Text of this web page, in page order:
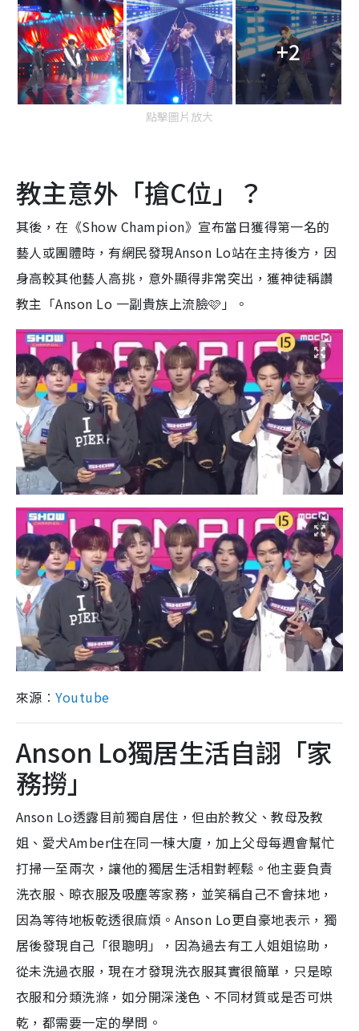
+2
點擊圖片放大
教主意外「搶C位」？
其後，在《Show Champion》宣布當日獲得第一名的
藝人或團體時，有網民發現Anson Lo站在主持後方，因
身高較其他藝人高挑，意外顯得非常突出，獲神徒稱讚
教主「Anson Lo 一副貴族上流臉🩷」。
來源︰Youtube
Anson Lo獨居生活自詡「家
務撈」
Anson Lo透露目前獨自居住，但由於教父、教母及教
姐、愛犬Amber住在同一棟大廈，加上父母每週會幫忙
打掃一至兩次，讓他的獨居生活相對輕鬆。他主要負責
洗衣服、晾衣服及吸塵等家務，並笑稱自己不會抹地，
因為等待地板乾透很麻煩。Anson Lo更自豪地表示，獨
居後發現自己「很聰明」，因為過去有工人姐姐協助，
從未洗過衣服，現在才發現洗衣服其實很簡單，只是晾
衣服和分類洗滌，如分開深淺色、不同材質或是否可烘
乾，都需要一定的學問。